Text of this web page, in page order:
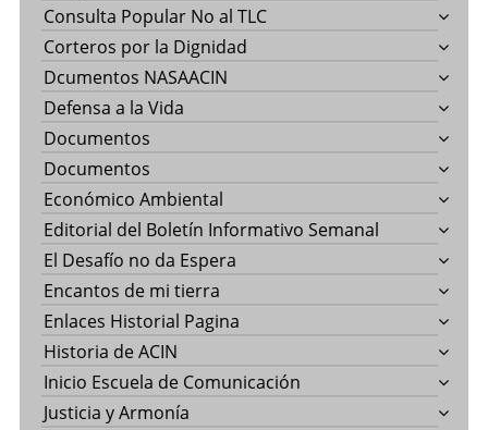
Consulta Popular No al TLC
Corteros por la Dignidad
Dcumentos NASAACIN
Defensa a la Vida
Documentos
Documentos
Económico Ambiental
Editorial del Boletín Informativo Semanal
El Desafío no da Espera
Encantos de mi tierra
Enlaces Historial Pagina
Historia de ACIN
Inicio Escuela de Comunicación
Justicia y Armonía